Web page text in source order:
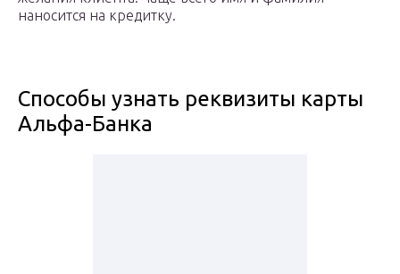
наносится на кредитку.
Способы узнать реквизиты карты
Альфа-Банка